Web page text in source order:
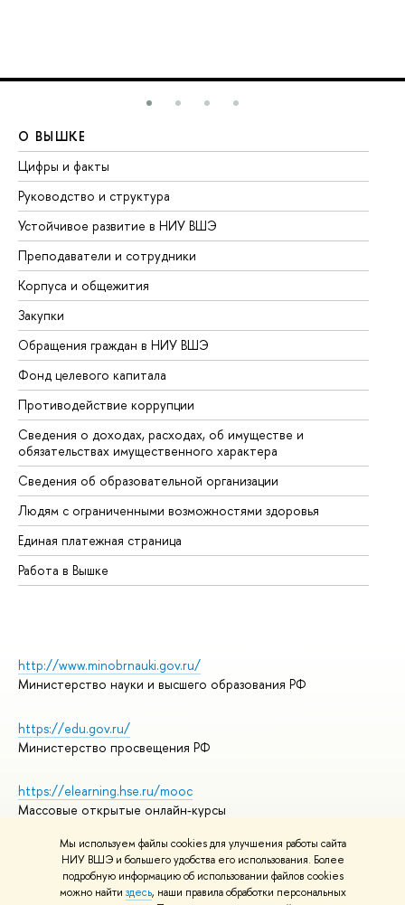
Мы используем файлы cookies для улучшения работы сайта
НИУ ВШЭ и большего удобства его использования. Более
подробную информацию об использовании файлов cookies
можно найти здесь, наши правила обработки персональных
О ВЫШКЕ
Цифры и факты
Руководство и структура
Устойчивое развитие в НИУ ВШЭ
Преподаватели и сотрудники
Корпуса и общежития
Закупки
Обращения граждан в НИУ ВШЭ
Фонд целевого капитала
Противодействие коррупции
Сведения о доходах, расходах, об имуществе и
обязательствах имущественного характера
Сведения об образовательной организации
Людям с ограниченными возможностями здоровья
Единая платежная страница
Работа в Вышке
http://www.minobrnauki.gov.ru/
Министерство науки и высшего образования РФ
https://edu.gov.ru/
Министерство просвещения РФ
https://elearning.hse.ru/mooc
Массовые открытые онлайн-курсы
© НИУ ВШЭ 1993–2026
Адреса и контакты